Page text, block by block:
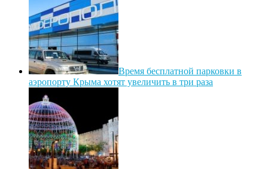
Время бесплатной парковки в
аэропорту Крыма хотят увеличить в три раза